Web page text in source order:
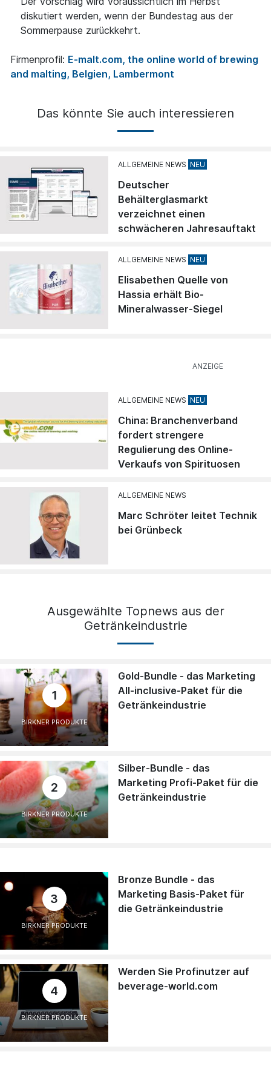
diskutiert werden, wenn der Bundestag aus der
Sommerpause zurückkehrt.
Firmenprofil: E-malt.com, the online world of brewing
and malting, Belgien, Lambermont
Das könnte Sie auch interessieren
ALLGEMEINE NEWS
Deutscher
Behälterglasmarkt
verzeichnet einen
schwächeren Jahresauftakt
ALLGEMEINE NEWS
Elisabethen Quelle von
Hassia erhält Bio-
Mineralwasser-Siegel
ALLGEMEINE NEWS
China: Branchenverband
fordert strengere
Regulierung des Online-
Verkaufs von Spirituosen
ALLGEMEINE NEWS
Marc Schröter leitet Technik
bei Grünbeck
Ausgewählte Topnews aus der
Getränkeindustrie
1
BIRKNER PRODUKTE
Gold-Bundle - das Marketing
All-inclusive-Paket für die
Getränkeindustrie
2
BIRKNER PRODUKTE
Silber-Bundle - das
Marketing Profi-Paket für die
Getränkeindustrie
3
BIRKNER PRODUKTE
Bronze Bundle - das
Marketing Basis-Paket für
die Getränkeindustrie
4
BIRKNER PRODUKTE
Werden Sie Profinutzer auf
beverage-world.com